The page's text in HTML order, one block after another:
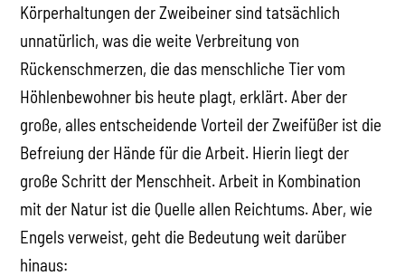
Körperhaltungen der Zweibeiner sind tatsächlich
unnatürlich, was die weite Verbreitung von
Rückenschmerzen, die das menschliche Tier vom
Höhlenbewohner bis heute plagt, erklärt. Aber der
große, alles entscheidende Vorteil der Zweifüßer ist die
Befreiung der Hände für die Arbeit. Hierin liegt der
große Schritt der Menschheit. Arbeit in Kombination
mit der Natur ist die Quelle allen Reichtums. Aber, wie
Engels verweist, geht die Bedeutung weit darüber
hinaus: